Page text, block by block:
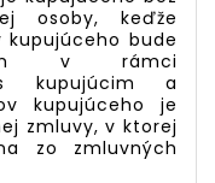
osoby, keďže
bude
v rámci
kupujúcim a
kupujúceho je
zmluvy, v ktorej
zo zmluvných